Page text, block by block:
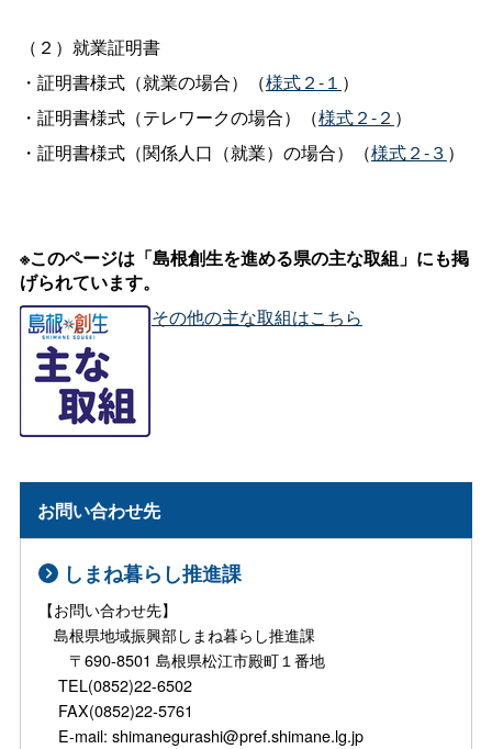
（２）就業証明書
・証明書様式（就業の場合）（様式２-１ ）
・証明書様式（テレワークの場合）（様式２-２ ）
・証明書様式（関係人口（就業）の場合）（様式２-３ ）
※このページは「島根創生を進める県の主な取組」にも掲
げられています。
その他の主な取組はこちら
お問い合わせ先
しまね暮らし推進課
【お問い合わせ先】
島根県地域振興部しまね暮らし推進課
〒690-8501 島根県松江市殿町１番地
TEL(0852)22-6502
FAX(0852)22-5761
E-mail: shimanegurashi@pref.shimane.lg.jp